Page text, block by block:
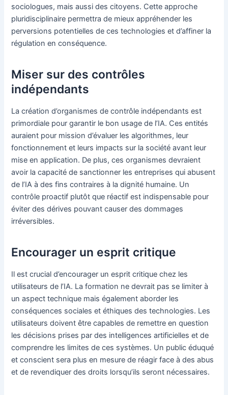
sociologues, mais aussi des citoyens. Cette approche
pluridisciplinaire permettra de mieux appréhender les
perversions potentielles de ces technologies et d’affiner la
régulation en conséquence.
Miser sur des contrôles
indépendants
La création d’organismes de contrôle indépendants est
primordiale pour garantir le bon usage de l’IA. Ces entités
auraient pour mission d’évaluer les algorithmes, leur
fonctionnement et leurs impacts sur la société avant leur
mise en application. De plus, ces organismes devraient
avoir la capacité de sanctionner les entreprises qui abusent
de l’IA à des fins contraires à la dignité humaine. Un
contrôle proactif plutôt que réactif est indispensable pour
éviter des dérives pouvant causer des dommages
irréversibles.
Encourager un esprit critique
Il est crucial d’encourager un esprit critique chez les
utilisateurs de l’IA. La formation ne devrait pas se limiter à
un aspect technique mais également aborder les
conséquences sociales et éthiques des technologies. Les
utilisateurs doivent être capables de remettre en question
les décisions prises par des intelligences artificielles et de
comprendre les limites de ces systèmes. Un public éduqué
et conscient sera plus en mesure de réagir face à des abus
et de revendiquer des droits lorsqu’ils seront nécessaires.